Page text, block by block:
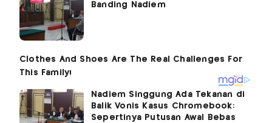
Banding Nadiem
Nadiem Singgung Ada Tekanan di
Balik Vonis Kasus Chromebook:
Sepertinya Putusan Awal Bebas